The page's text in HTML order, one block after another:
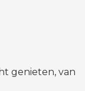
genieten, van